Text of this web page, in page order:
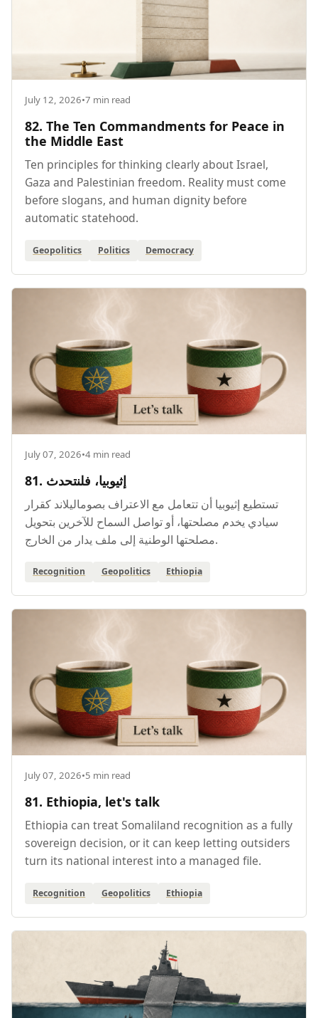
July 12, 2026•7 min read
82. The Ten Commandments for Peace in
the Middle East
Ten principles for thinking clearly about Israel,
Gaza and Palestinian freedom. Reality must come
before slogans, and human dignity before
automatic statehood.
Geopolitics Politics Democracy
July 07, 2026•4 min read
81. إثيوبيا، فلنتحدث
تستطيع إثيوبيا أن تتعامل مع الاعتراف بصوماليلاند كقرار
سيادي يخدم مصلحتها، أو تواصل السماح للآخرين بتحويل
مصلحتها الوطنية إلى ملف يدار من الخارج.
Recognition Geopolitics Ethiopia
July 07, 2026•5 min read
81. Ethiopia, let's talk
Ethiopia can treat Somaliland recognition as a fully
sovereign decision, or it can keep letting outsiders
turn its national interest into a managed file.
Recognition Geopolitics Ethiopia